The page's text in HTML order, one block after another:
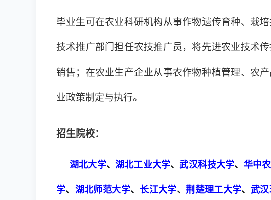
毕业生可在农业科研机构从事作物遗传育种、栽
技术推广部门担任农技推广员，将先进农业技术
销售；在农业生产企业从事农作物种植管理、农
业政策制定与执行。
招生院校：
湖北大学、 湖北工业大学、武汉科技大学、 华中
学、 湖北师范大学、 长江大学、荆楚理工大学、 武